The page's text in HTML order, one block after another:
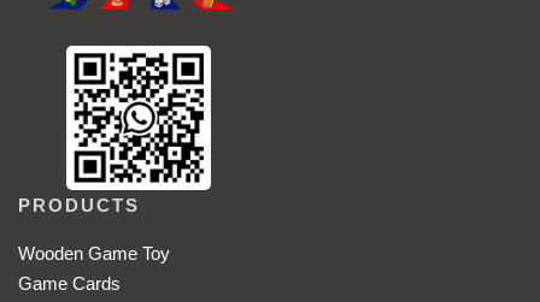
PRODUCTS
Wooden Game Toy
Game Cards